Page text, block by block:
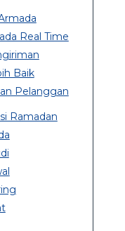
Real Time
Baik
Pelanggan
Ramadan